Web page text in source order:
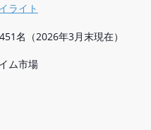
ライト
名（2026年3月末現在）
ム市場